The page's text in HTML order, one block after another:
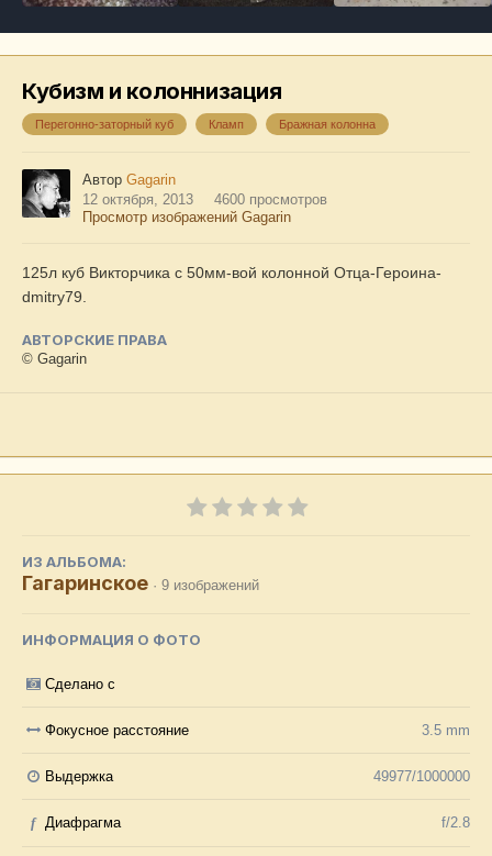
Кубизм и колоннизация
Перегонно-заторный куб Кламп Бражная колонна
Автор Gagarin
12 октября, 2013
4600 просмотров
Просмотр изображений Gagarin
125л куб Викторчика с 50мм-вой колонной Отца-Героина-
dmitry79.
АВТОРСКИЕ ПРАВА
© Gagarin
ИЗ АЛЬБОМА:
Гагаринское · 9 изображений
ИНФОРМАЦИЯ О ФОТО
Сделано с
Фокусное расстояние 3.5 mm
Выдержка 49977/1000000
f Диафрагма f/2.8